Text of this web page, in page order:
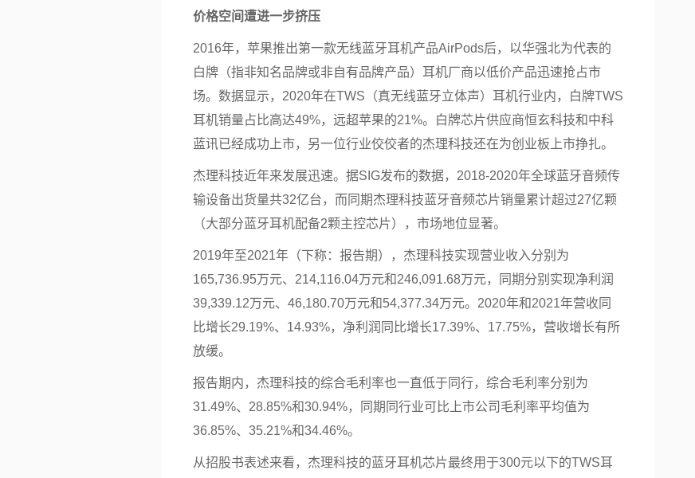
价格空间遭进一步挤压
2016年，苹果推出第一款无线蓝牙耳机产品AirPods后，以华强北为代表的
白牌（指非知名品牌或非自有品牌产品）耳机厂商以低价产品迅速抢占市
场。数据显示，2020年在TWS（真无线蓝牙立体声）耳机行业内，白牌TWS
耳机销量占比高达49%，远超苹果的21%。白牌芯片供应商恒玄科技和中科
蓝讯已经成功上市，另一位行业佼佼者的杰理科技还在为创业板上市挣扎。
杰理科技近年来发展迅速。据SIG发布的数据，2018-2020年全球蓝牙音频传
输设备出货量共32亿台，而同期杰理科技蓝牙音频芯片销量累计超过27亿颗
（大部分蓝牙耳机配备2颗主控芯片），市场地位显著。
2019年至2021年（下称：报告期），杰理科技实现营业收入分别为
165,736.95万元、214,116.04万元和246,091.68万元，同期分别实现净利润
39,339.12万元、46,180.70万元和54,377.34万元。2020年和2021年营收同
比增长29.19%、14.93%，净利润同比增长17.39%、17.75%，营收增长有所
放缓。
报告期内，杰理科技的综合毛利率也一直低于同行，综合毛利率分别为
31.49%、28.85%和30.94%，同期同行业可比上市公司毛利率平均值为
36.85%、35.21%和34.46%。
从招股书表述来看，杰理科技的蓝牙耳机芯片最终用于300元以下的TWS耳